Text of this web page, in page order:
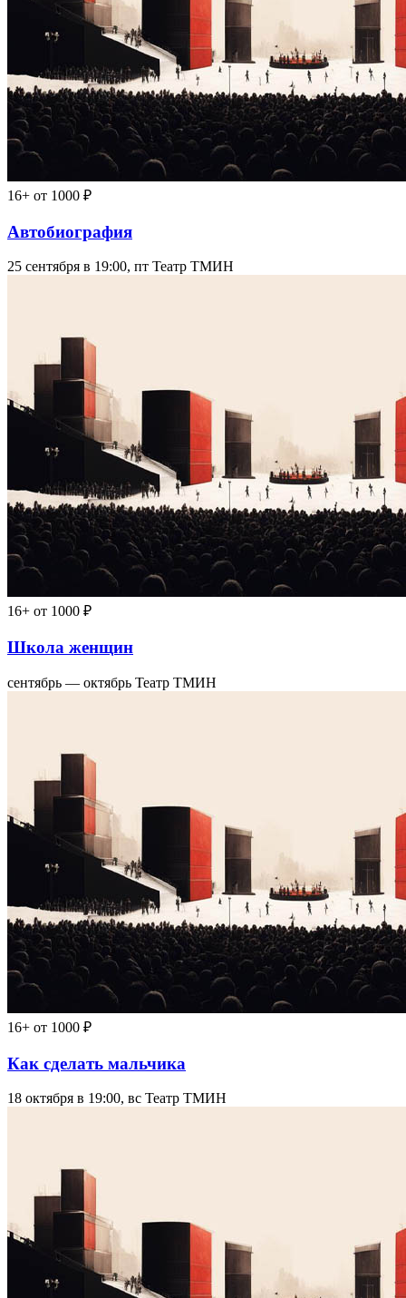
16+ от 1000 ₽
Автобиография
25 сентября в 19:00, пт Театр ТМИН
16+ от 1000 ₽
Школа женщин
сентябрь — октябрь Театр ТМИН
16+ от 1000 ₽
Как сделать мальчика
18 октября в 19:00, вс Театр ТМИН